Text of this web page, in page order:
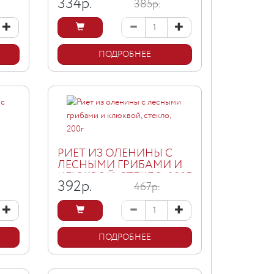
КЛАССИКА", Ж/Б, 200Г
385р.
ПОДРОБНЕЕ
РИЕТ ИЗ ОЛЕНИНЫ С
ЛЕСНЫМИ ГРИБАМИ И
КЛЮКВОЙ, СТЕКЛО, 200Г
392р. 467р.
ПОДРОБНЕЕ